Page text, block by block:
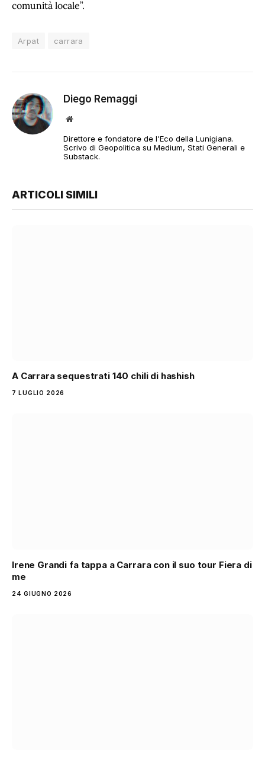
comunità locale”.
Arpat carrara
Diego Remaggi
Sito
Direttore e fondatore de l'Eco della Lunigiana.
Scrivo di Geopolitica su Medium, Stati Generali e
Substack.
ARTICOLI SIMILI
A Carrara sequestrati 140 chili di hashish
7 LUGLIO 2026
Irene Grandi fa tappa a Carrara con il suo tour Fiera di
me
24 GIUGNO 2026